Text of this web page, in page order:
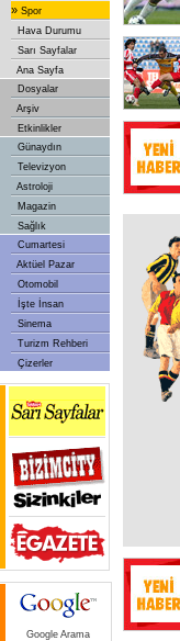
» Spor
Hava Durumu
Sarı Sayfalar
Ana Sayfa
Dosyalar
Arşiv
Etkinlikler
Günaydın
Televizyon
Astroloji
Magazin
Sağlık
Cumartesi
Aktüel Pazar
Otomobil
İşte İnsan
Sinema
Turizm Rehberi
Çizerler
Google Arama